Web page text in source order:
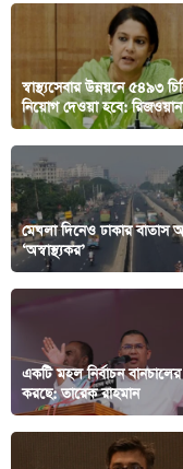
স্বাস্থ্যসেবার উন্নয়নে ৫৪৯৩
নিয়োগ দেওয়া হবে:
মেঘলা দিনেও ঢাকার বাতাস
‘অস্বাস্থ্যকর’
একটি মহল নির্বাচন বানচালের
করছে: তারেক রাহমান